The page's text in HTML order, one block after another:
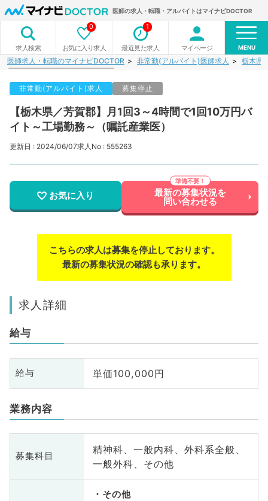
医師の求人・転職・アルバイトはマイナビDOCTOR
求人検索 お気に入り求人
0
最近見た求人
1
マイページ MENU
医師求人・転職のマイナビDOCTOR 非常勤(アルバイト)医師求人 栃木県
非常勤(アルバイト)求人 募集停止
【栃木県／芳賀郡】月1回3～4時間で1回10万円バ
イト～工場勤務～（嘱託産業医）
更新日 : 2024/06/07求人No : 555263
お気に入り 最新の募集状況を
問い合わせる
こちらの求人は募集を停止しております。
最新の募集状況の確認も承ります。
求人詳細
給与
給与 単価100,000円
業務内容
募集科目
精神科、一般内科、外科系全般、
一般外科、その他
その他